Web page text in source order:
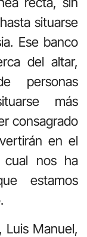
situarse
Ese banco
del altar,
personas
más
consagrado
en el
cual nos ha
estamos
Luis Manuel,